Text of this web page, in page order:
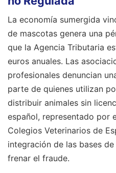
La economía sumergida
de mascotas genera una
que la Agencia Tributaria
euros anuales. Las
profesionales denuncian
parte de quienes utilizan
distribuir animales sin
español, representado por
Colegios Veterinarios de
integración de las bases
frenar el fraude.